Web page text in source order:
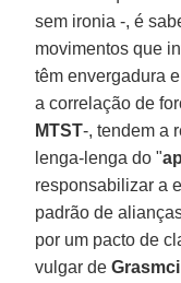
sem ironia -, é
movimentos que
têm envergadura
a correlação de
MTST-, tendem a
lenga-lenga do "
responsabilizar a
padrão de
por um pacto de
vulgar deGrasmci